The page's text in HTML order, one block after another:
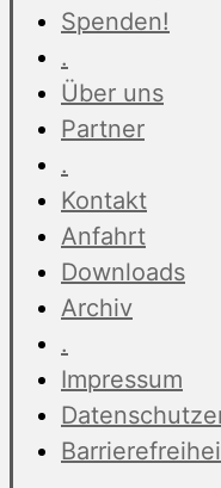
Spenden!
.
Über uns
Partner
.
Kontakt
Anfahrt
Downloads
Archiv
.
Impressum